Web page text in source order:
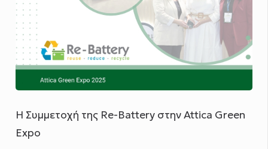
H Συμμετοχή της Re-Battery στην Attica Green
Expo